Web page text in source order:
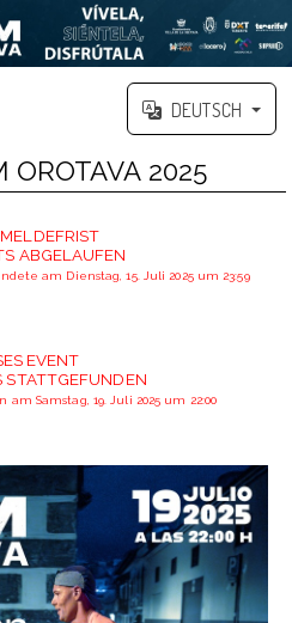
DEUTSCH
OROTAVA 2025
ABGELAUFEN
am Dienstag, 15. Juli 2025 um 23:59
EVENT
STATTGEFUNDEN
Samstag, 19. Juli 2025 um 22:00